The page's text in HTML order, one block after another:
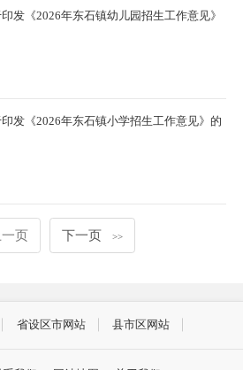
发《2026年东石镇幼儿园招生工作意见》
发《2026年东石镇小学招生工作意见》的
一页 下一页 >>
省设区市网站 县市区网站